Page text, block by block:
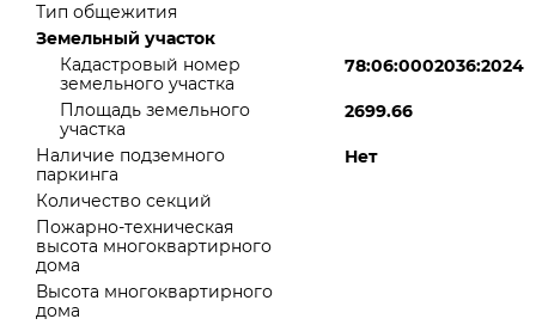
Тип общежития
Земельный участок
Кадастровый номер
земельного участка
78:06:0002036:2024
Площадь земельного
участка
2699.66
Наличие подземного
паркинга
Нет
Количество секций
Пожарно-техническая
высота многоквартирного
дома
Высота многоквартирного
дома